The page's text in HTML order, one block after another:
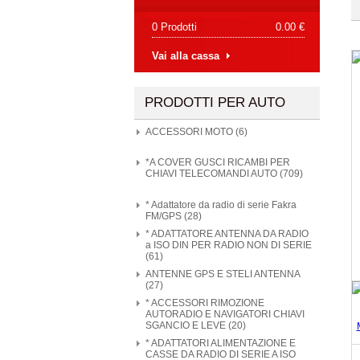
PRODOTTI PER AUTO
ACCESSORI MOTO (6)
*A COVER GUSCI RICAMBI PER
CHIAVI TELECOMANDI AUTO (709)
* Adattatore da radio di serie Fakra
FM/GPS (28)
* ADATTATORE ANTENNA DA RADIO
a ISO DIN PER RADIO NON DI SERIE
(61)
ANTENNE GPS E STELI ANTENNA
(27)
* ACCESSORI RIMOZIONE
AUTORADIO E NAVIGATORI CHIAVI
SGANCIO E LEVE (20)
* ADATTATORI ALIMENTAZIONE E
CASSE DA RADIO DI SERIE A ISO
0 Prodotti 0.00 €
Vai alla cassa